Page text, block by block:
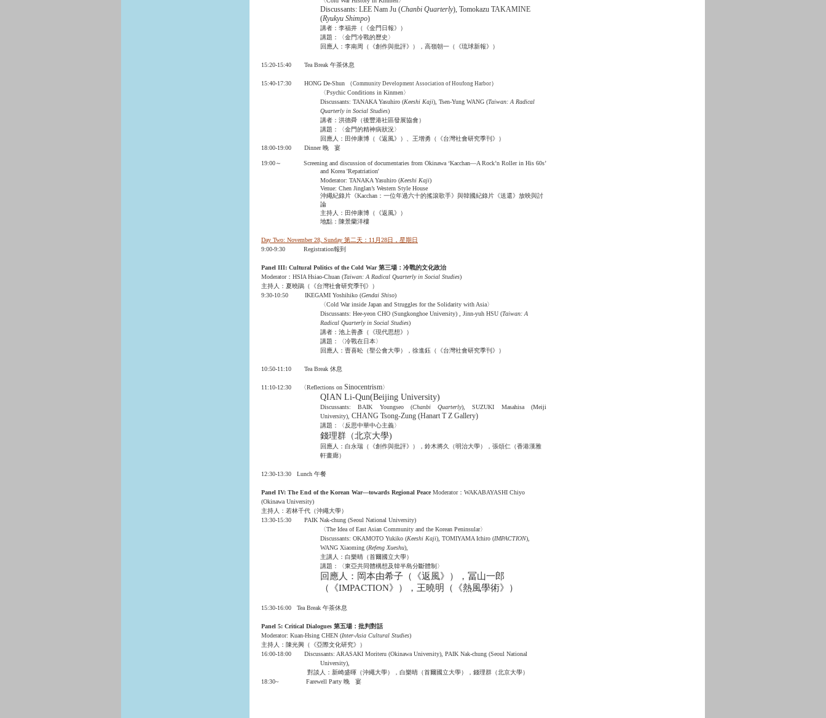
Discussants: LEE Nam Ju (Chanbi Quarterly), Tomokazu TAKAMINE
(Ryukyu Shimpo)
講者：李福井（《金門日報》）
講題：〈金門冷戰的歷史〉
回應人：李南周（《創作與批評》），高嶺朝一（《琉球新報》）
15:20-15:40 Tea Break 午茶休息
15:40-17:30 HONG De-Shun （Community Development Association of Houfong Harbor）
〈Psychic Conditions in Kinmen〉
Discussants: TANAKA Yasuhiro (Keeshi Kaji), Tsen-Yung WANG (Taiwan: A Radical
Quarterly in Social Studies)
講者：洪德舜（後豐港社區發展協會）
講題：〈金門的精神病狀況〉
回應人：田仲康博（《返風》）、王增勇（《台灣社會研究季刊》）
18:00-19:00 Dinner 晚 宴
19:00～ Screening and discussion of documentaries from Okinawa ‘Kacchan—A Rock’n Roller in His 60s’
and Korea 'Repatriation'
Moderator: TANAKA Yasuhiro (Keeshi Kaji)
Venue: Chen Jinglan’s Western Style House
沖繩紀錄片《Kacchan：一位年過六十的搖滾歌手》與韓國紀錄片《送還》放映與討
論
主持人：田仲康博（《返風》）
地點：陳景蘭洋樓
Day Two: November 28, Sunday 第二天： 11 月28日
，星期日
9:00-9:30 Registration報到
Panel III: Cultural Politics of the Cold War第三場：冷戰的文化政治
Moderator：HSIA Hsiao-Chuan (Taiwan: A Radical Quarterly in Social Studies)
主持人：夏曉鵑（《台灣社會研究季刊》）
9:30-10:50 IKEGAMI Yoshihiko (Gendai Shiso)
〈Cold War inside Japan and Struggles for the Solidarity with Asia〉
Discussants: Hee-yeon CHO (Sungkonghoe University) , Jinn-yuh HSU (Taiwan: A
Radical Quarterly in Social Studies)
講者：池上善彥（《現代思想》）
講題：〈冷戰在日本〉
回應人：曺喜昖（聖公會大學），徐進鈺（《台灣社會研究季刊》）
10:50-11:10 Tea Break 休息
11:10-12:30 〈Reflections on Sinocentrism〉
QIAN Li-Qun(Beijing University)
Discussants: BAIK Youngseo (Chanbi Quarterly), SUZUKI Masahisa (Meiji
University), CHANG Tsong-Zung (Hanart T Z Gallery)
講題：〈反思中華中心主義〉
錢理群（北京大學)
回應人：白永瑞（《創作與批評》），鈴木將久（明治大學），張頌仁（香港漢雅
軒畫廊）
12:30-13:30 Lunch 午餐
Panel IV: The End of the Korean War—towards Regional Peace Moderator：WAKABAYASHI Chiyo
(Okinawa University)
主持人：若林千代（沖繩大學）
13:30-15:30 PAIK Nak-chung (Seoul National University)
〈The Idea of East Asian Community and the Korean Peninsular〉
Discussants: OKAMOTO Yukiko (Keeshi Kaji), TOMIYAMA Ichiro (IMPACTION),
WANG Xiaoming (Refeng Xueshu),
主講人：白樂晴（首爾國立大學）
講題：〈東亞共同體構想及韓半島分斷體制〉
回應人：岡本由希子（《返風》），冨山一郎
（《IMPACTION》），王曉明（《熱風學術》）
15:30-16:00 Tea Break 午茶休息
Panel 5: Critical Dialogues 第五場：批判對話
Moderator: Kuan-Hsing CHEN (Inter-Asia Cultural Studies)
主持人：陳光興（《亞際文化研究》）
16:00-18:00 Discussants: ARASAKI Moriteru (Okinawa University), PAIK Nak-chung (Seoul National
University),
對談人：新崎盛暉（沖繩大學），白樂晴（首爾國立大學）
，錢理群（北京大學）
18:30~ Farewell Party 晚 宴